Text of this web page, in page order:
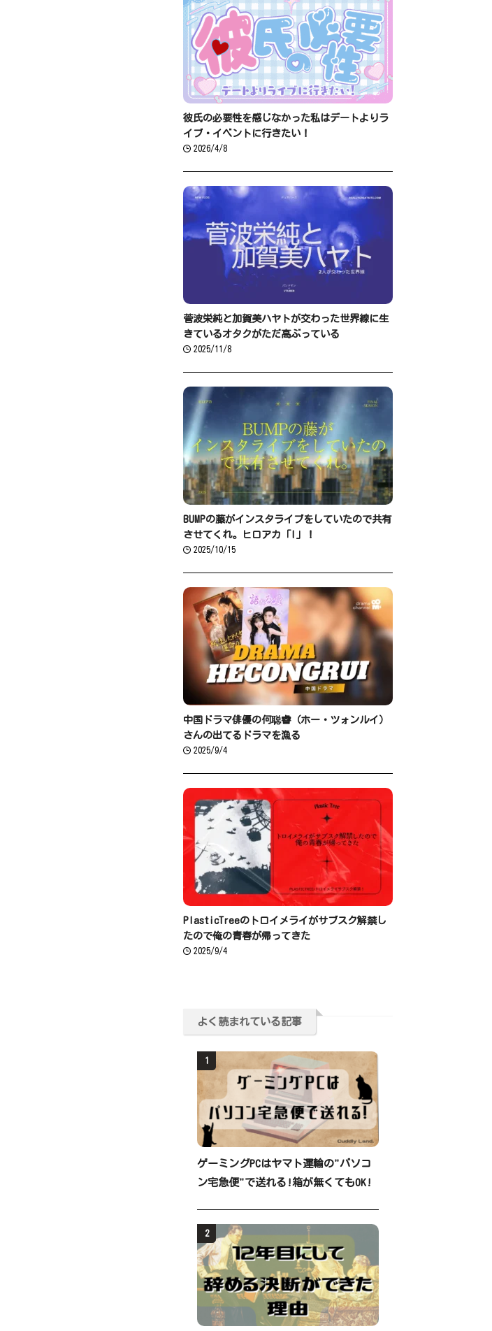
彼氏の必要性を感じなかった私はデートよりラ
イブ・イベントに行きたい！
2026/4/8
菅波栄純と加賀美ハヤトが交わった世界線に生
きているオタクがただ高ぶっている
2025/11/8
BUMPの藤がインスタライブをしていたので共有
させてくれ。ヒロアカ「I」！
2025/10/15
中国ドラマ俳優の何聪睿（ホー・ツォンルイ）
さんの出てるドラマを漁る
2025/9/4
PlasticTreeのトロイメライがサブスク解禁し
たので俺の青春が帰ってきた
2025/9/4
よく読まれている記事
1
ゲーミングPCはヤマト運輸の"パソコ
ン宅急便"で送れる!箱が無くてもOK!
2